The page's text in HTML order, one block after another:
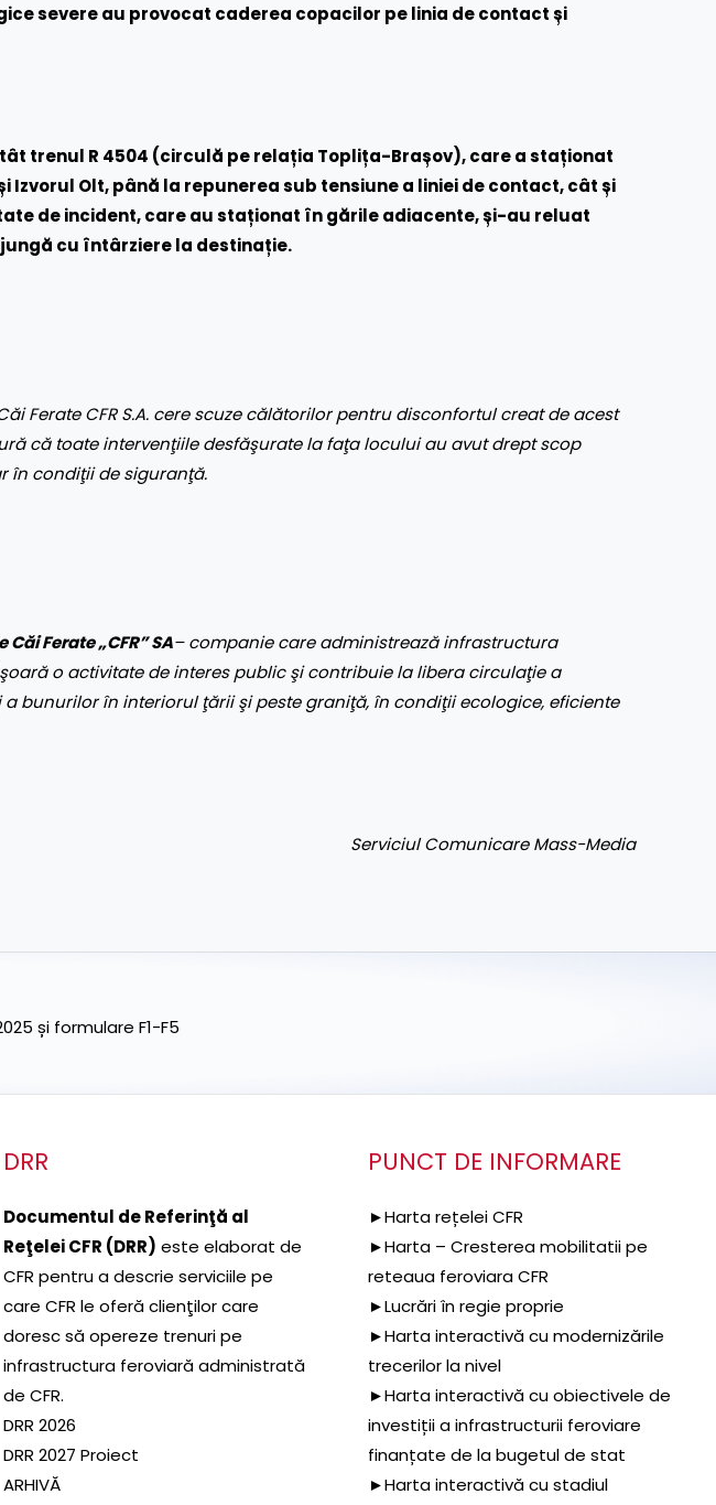
severe au provocat caderea copacilor pe linia de contact și
trenul R 4504 (circulă pe relația Toplița-Brașov), care a staționat
Izvorul Olt, până la repunerea sub tensiune a liniei de contact, cât și
de incident, care au staționat în gările adiacente, și-au reluat
cu întârziere la destinație.
Ferate CFR S.A. cere scuze călătorilor pentru disconfortul creat de acest
că toate intervenţiile desfăşurate la faţa locului au avut drept scop
în condiţii de siguranţă.
Ferate „CFR” SA– companie care administrează infrastructura
o activitate de interes public şi contribuie la libera circulaţie a
bunurilor în interiorul ţării şi peste graniţă, în condiţii ecologice, eficiente
Serviciul Comunicare Mass-Media
și formulare F1-F5
DRR
Documentul de Referinţă al
Reţelei CFR (DRR) este elaborat de
CFR pentru a descrie serviciile pe
care CFR le oferă clienţilor care
doresc să opereze trenuri pe
infrastructura feroviară administrată
de CFR.
DRR 2026
DRR 2027 Proiect
ARHIVĂ
PUNCT DE INFORMARE
►Harta rețelei CFR
►Harta – Cresterea mobilitatii pe
reteaua feroviara CFR
►Lucrări în regie proprie
►Harta interactivă cu modernizările
trecerilor la nivel
►Harta interactivă cu obiectivele de
investiții a infrastructurii feroviare
finanțate de la bugetul de stat
►Harta interactivă cu stadiul